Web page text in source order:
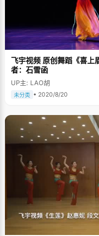
飞宇视频 原创舞蹈《喜上
者：石雪函
UP主: LAO胡
未分类 • 2020/8/20